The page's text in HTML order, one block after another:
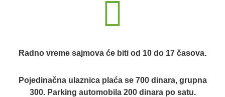
Radno vreme sajmova će biti od 10 do 17 časova.
Pojedinačna ulaznica plaća se 700 dinara, grupna
300. Parking automobila 200 dinara po satu.